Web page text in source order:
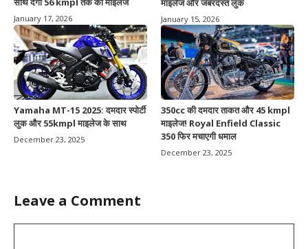
January 17, 2026
माइलेज और जबरदस्त लुक
January 15, 2026
Yamaha MT-15 2025: दमदार स्पोर्टी
लुक और 55kmpl माइलेज के साथ
December 23, 2025
350cc की दमदार ताकत और 45 kmpl
माइलेज! Royal Enfield Classic
350 फिर मचाएगी धमाल
December 23, 2025
Leave a Comment